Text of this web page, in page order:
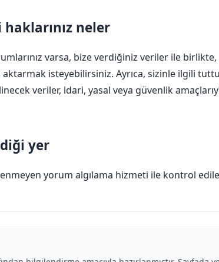
neler
varsa, bize verdiğiniz veriler ile
aktarmak isteyebilirsiniz. Ayrıca, sizinle ilgili
veriler, idari, yasal veya güvenlik
yer
yorum algılama hizmeti ile kontrol